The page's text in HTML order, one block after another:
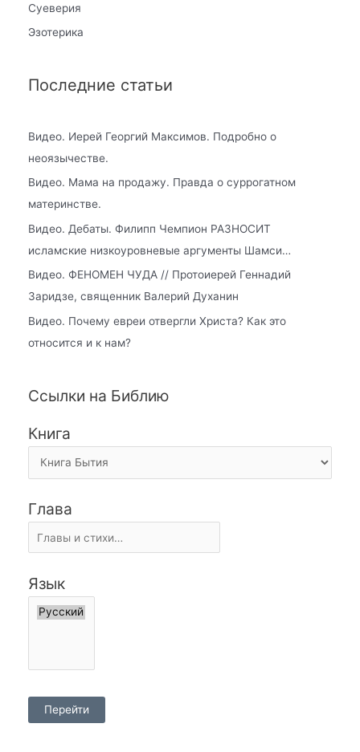
Суеверия
Эзотерика
Последние статьи
Видео. Иерей Георгий Максимов. Подробно о
неоязычестве.
Видео. Мама на продажу. Правда о суррогатном
материнстве.
Видео. Дебаты. Филипп Чемпион РАЗНОСИТ
исламские низкоуровневые аргументы Шамси…
Видео. ФЕНОМЕН ЧУДА // Протоиерей Геннадий
Заридзе, священник Валерий Духанин
Видео. Почему евреи отвергли Христа? Как это
относится и к нам?
Ссылки на Библию
Книга
Глава
Язык